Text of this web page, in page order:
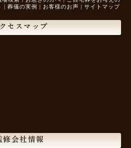
| 葬儀の実例 | お客様のお声 | サイトマップ
セスマップ
修会社情報